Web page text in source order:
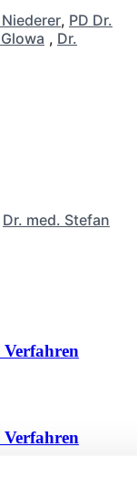
, PD Dr.
, Dr.
Dr. med. Stefan
Verfahren